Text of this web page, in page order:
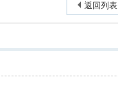
返回列表